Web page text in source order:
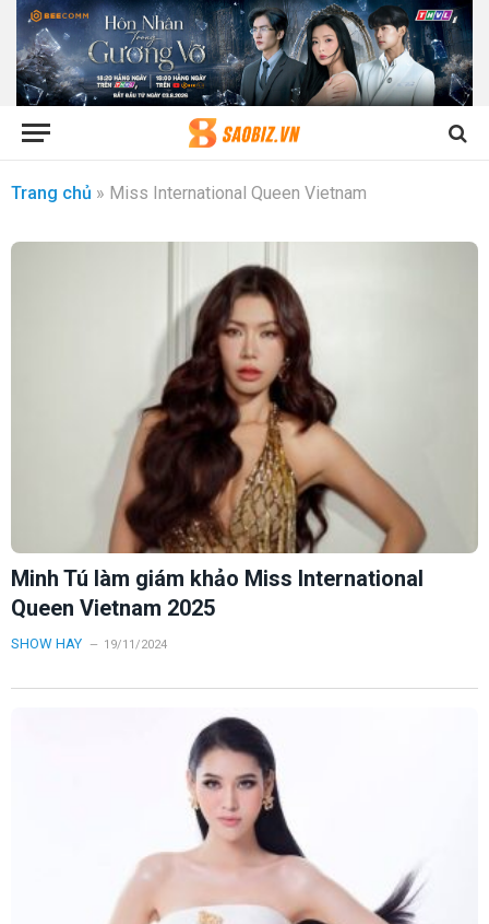
Trang chủ » Miss International Queen Vietnam
Minh Tú làm giám khảo Miss International
Queen Vietnam 2025
SHOW HAY 19/11/2024